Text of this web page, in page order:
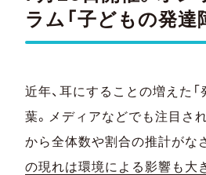
ラム「子どもの発達
近年、耳にすることの増えた
葉。メディアなどでも注目さ
から全体数や割合の推計がな
の現れは環境による影響も大